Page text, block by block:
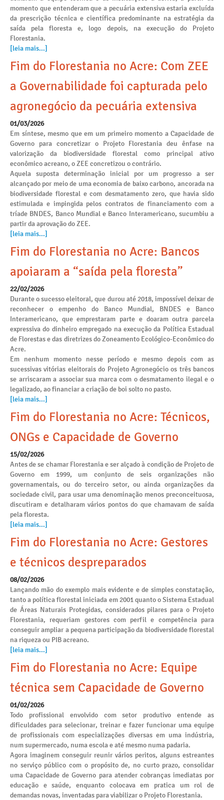
momento que entenderam que a pecuária extensiva estaria excluída
da prescrição técnica e científica predominante na estratégia da
saída pela floresta e, logo depois, na execução do Projeto
Florestania.
[leia mais...]
Fim do Florestania no Acre: Com ZEE
a Governabilidade foi capturada pelo
agronegócio da pecuária extensiva
01/03/2026
Em síntese, mesmo que em um primeiro momento a Capacidade de
Governo para concretizar o Projeto Florestania deu ênfase na
valorização da biodiversidade florestal como principal ativo
econômico acreano, o ZEE concretizou o contrário.
Aquela suposta determinação inicial por um progresso a ser
alcançado por meio de uma economia de baixo carbono, ancorada na
biodiversidade florestal e com desmatamento zero, que havia sido
estimulada e impingida pelos contratos de financiamento com a
tríade BNDES, Banco Mundial e Banco Interamericano, sucumbiu a
partir da aprovação do ZEE.
[leia mais...]
Fim do Florestania no Acre: Bancos
apoiaram a “saída pela floresta”
22/02/2026
Durante o sucesso eleitoral, que durou até 2018, impossível deixar de
reconhecer o empenho do Banco Mundial, BNDES e Banco
Interamericano, que emprestaram parte e doaram outra parcela
expressiva do dinheiro empregado na execução da Política Estadual
de Florestas e das diretrizes do Zoneamento Ecológico-Econômico do
Acre.
Em nenhum momento nesse período e mesmo depois com as
sucessivas vitórias eleitorais do Projeto Agronegócio os três bancos
se arriscaram a associar sua marca com o desmatamento ilegal e o
legalizado, ao financiar a criação de boi solto no pasto.
[leia mais...]
Fim do Florestania no Acre: Técnicos,
ONGs e Capacidade de Governo
15/02/2026
Antes de se chamar Florestania e ser alçado à condição de Projeto de
Governo em 1999, um conjunto de seis organizações não
governamentais, ou do terceiro setor, ou ainda organizações da
sociedade civil, para usar uma denominação menos preconceituosa,
discutiram e detalharam vários pontos do que chamavam de saída
pela floresta.
[leia mais...]
Fim do Florestania no Acre: Gestores
e técnicos despreparados
08/02/2026
Lançando mão do exemplo mais evidente e de simples constatação,
tanto a política florestal iniciada em 2001 quanto o Sistema Estadual
de Áreas Naturais Protegidas, considerados pilares para o Projeto
Florestania, requeriam gestores com perfil e competência para
conseguir ampliar a pequena participação da biodiversidade florestal
na riqueza ou PIB acreano.
[leia mais...]
Fim do Florestania no Acre: Equipe
técnica sem Capacidade de Governo
01/02/2026
Todo profissional envolvido com setor produtivo entende as
dificuldades para selecionar, treinar e fazer funcionar uma equipe
de profissionais com especializações diversas em uma indústria,
num supermercado, numa escola e até mesmo numa padaria.
Agora imaginem conseguir reunir vários peritos, alguns estreantes
no serviço público com o propósito de, no curto prazo, consolidar
uma Capacidade de Governo para atender cobranças imediatas por
educação e saúde, enquanto colocava em pratica um rol de
demandas novas, inventadas para viabilizar o Projeto Florestania.